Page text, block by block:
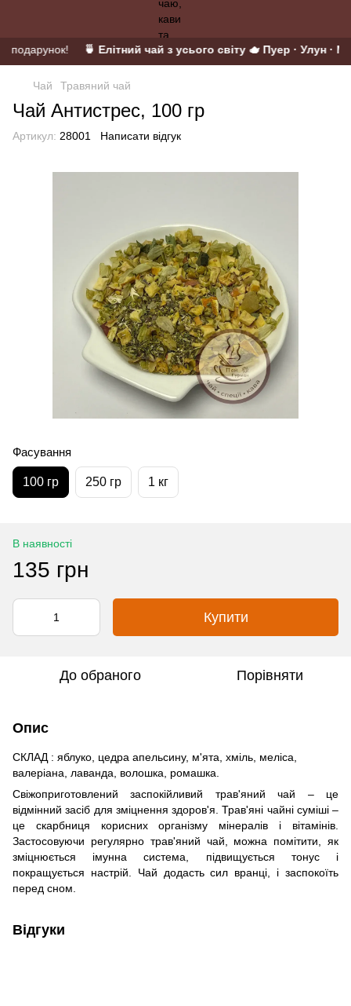
подарунок! 🍵 Елітний чай з усього світу 🫖 Пуер · Улун ·
Чай Травяний чай
Чай Антистрес, 100 гр
Артикул: 28001 Написати відгук
Фасування
100 гр 250 гр 1 кг
В наявності
135 грн
Купити
До обраного Порівняти
Опис
СКЛАД : яблуко, цедра апельсину, м'ята, хміль, меліса,
валеріана, лаванда, волошка, ромашка.
Свіжоприготовлений заспокійливий трав'яний чай – це
відмінний засіб для зміцнення здоров'я. Трав'яні чайні суміші –
це скарбниця корисних організму мінералів і вітамінів.
Застосовуючи регулярно трав'яний чай, можна помітити, як
зміцнюється імунна система, підвищується тонус і
покращується настрій. Чай додасть сил вранці, і заспокоїть
перед сном.
Відгуки